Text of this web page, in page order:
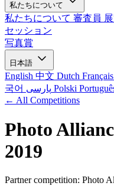
私たちについて
私たちについて 審査員
セッション
写真賞
日本語
English 中文 Dutch Français
국어
Polski
← All Competitions
Photo
2019
Partner competition: Photo